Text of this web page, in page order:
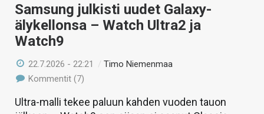
Samsung julkisti uudet Galaxy-
älykellonsa – Watch Ultra2 ja
Watch9
22.7.2026 - 22:21 /Timo Niemenmaa
Kommentit (7)
Ultra-malli tekee paluun kahden vuoden tauon